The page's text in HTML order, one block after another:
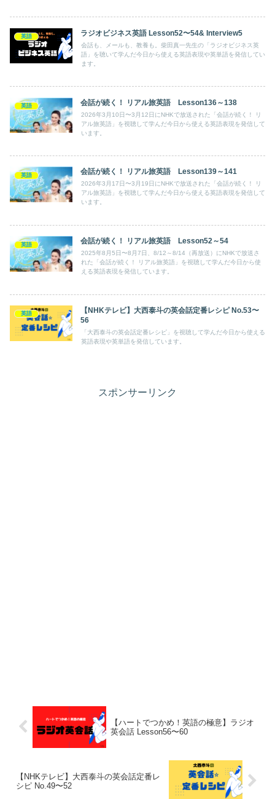
英語 ラジオビジネス英語 Lesson52〜54& Interview5
会話も、メールも、教養も。柴田真一先生の「ラジオビジネス英
語」を聴いて学んだ今日から使える英語表現や英単語を発信してい
ます。
英語 会話が続く！ リアル旅英語 Lesson136～138
2026年3月10日〜3月12日にNHKで放送された「会話が続く！ リ
アル旅英語」を視聴して学んだ今日から使える英語表現を発信して
います。
英語 会話が続く！ リアル旅英語 Lesson139～141
2026年3月17日〜3月19日にNHKで放送された「会話が続く！ リ
アル旅英語」を視聴して学んだ今日から使える英語表現を発信して
います。
英語 会話が続く！ リアル旅英語 Lesson52～54
2025年8月5日〜8月7日、8/12～8/14（再放送）にNHKで放送さ
れた「会話が続く！ リアル旅英語」を視聴して学んだ今日から使
える英語表現を発信しています。
英語
【NHKテレビ】大西泰斗の英会話定番レシピ No.53〜
56
「大西泰斗の英会話定番レシピ」を視聴して学んだ今日から使える
英語表現や英単語を発信しています。
スポンサーリンク
【ハートでつかめ！英語の極意】ラジオ
英会話 Lesson56〜60
【NHKテレビ】大西泰斗の英会話定番レ
シピ No.49〜52